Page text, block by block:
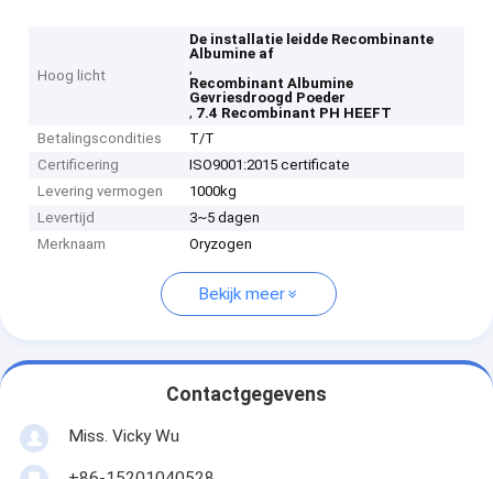
Hoog licht
De installatie leidde Recombinante
Albumine af
,
Recombinant Albumine
Gevriesdroogd Poeder
, 7.4 Recombinant PH HEEFT
Betalingscondities
T/T
Certificering
ISO9001:2015 certificate
Levering vermogen
1000kg
Levertijd
3~5 dagen
Merknaam
Oryzogen
Bekijk meer
Contactgegevens
Miss. Vicky Wu